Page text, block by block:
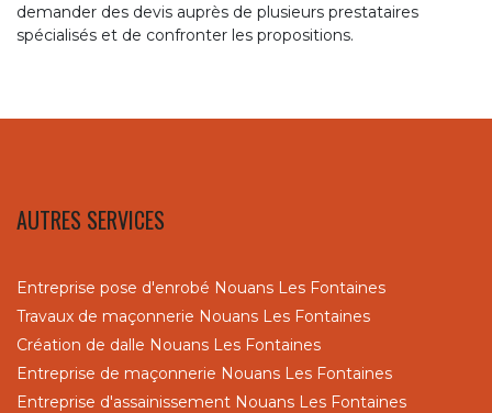
demander des devis auprès de plusieurs prestataires
spécialisés et de confronter les propositions.
AUTRES SERVICES
Entreprise pose d'enrobé Nouans Les Fontaines
Travaux de maçonnerie Nouans Les Fontaines
Création de dalle Nouans Les Fontaines
Entreprise de maçonnerie Nouans Les Fontaines
Entreprise d'assainissement Nouans Les Fontaines